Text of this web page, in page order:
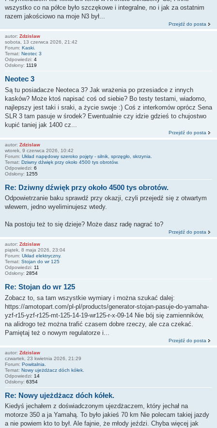
wszystko co na półce było szczękowe i integralne, no i jak za ostatnim
razem jakościowo na moje N3 był...
Przejdź do posta
autor: Zdzislaw
sobota, 13 czerwca 2026, 21:42
Forum: Kaski.
Temat: Neotec 3
Odpowiedzi: 4
Odsłony: 1119
Neotec 3
Są tu posiadacze Neoteca 3? Jak wrażenia po przesiadce z innych
kasków? Może ktoś napisać coś od siebie? Bo testy testami, wiadomo,
najlepszy jest taki i sraki, a życie swoje :) Coś z interkomów oprócz Sena
SLR 3 tam pasuje w środek? Ewentualnie czy idzie gdzieś to chujostwo
kupić taniej jak 1400 cz...
Przejdź do posta
autor: Zdzislaw
wtorek, 9 czerwca 2026, 10:42
Forum: Układ napędowy szeroko pojęty - silnik, sprzęgło, skrzynia.
Temat: Dziwny dźwięk przy około 4500 tys obrotów.
Odpowiedzi: 6
Odsłony: 1255
Re: Dziwny dźwięk przy około 4500 tys obrotów.
Odpowietrzanie baku sprawdź przy okazji, czyli przejedź się z otwartym
wlewem, jedno wyeliminujesz wtedy.
Na postoju też to się dzieje? Może dasz radę nagrać to?
Przejdź do posta
autor: Zdzislaw
piątek, 8 maja 2026, 23:04
Forum: Układ elektryczny.
Temat: Stojan do wr 125
Odpowiedzi: 11
Odsłony: 2854
Re: Stojan do wr 125
Zobacz to, sa tam wszystkie wymiary i można szukać dalej:
https://amotopart.com/pl-pl/products/generator-stojan-pasuje-do-yamaha-
yzf-r15-yzf-r125-mt-125-14-19-wr125-r-x-09-14 Nie bój się zamienników,
na alidrogo też można trafić czasem dobre rzeczy, ale cza czekać.
Pamiętaj też o nowym regulatorze i...
Przejdź do posta
autor: Zdzislaw
czwartek, 23 kwietnia 2026, 21:29
Forum: Powitalnia.
Temat: Nowy ujeżdżacz dóch kółek.
Odpowiedzi: 14
Odsłony: 6354
Re: Nowy ujeżdżacz dóch kółek.
Kiedyś jechałem z doświadczonym ujezdżaczem, który jechał na
motorze 350 a ja Yamahą. To było jakieś 70 km Nie polecam takiej jazdy
a nie powiem kto to był. Ale fajnie, że młody jeździ. Chyba więcej jak